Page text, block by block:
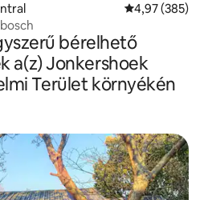
Átlagos
4,97 (385)
bérelhető
a(z) Jonkershoek
Terület környékén